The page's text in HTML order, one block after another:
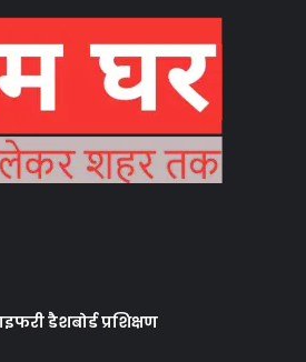
डैशबोर्ड प्रशिक्षण